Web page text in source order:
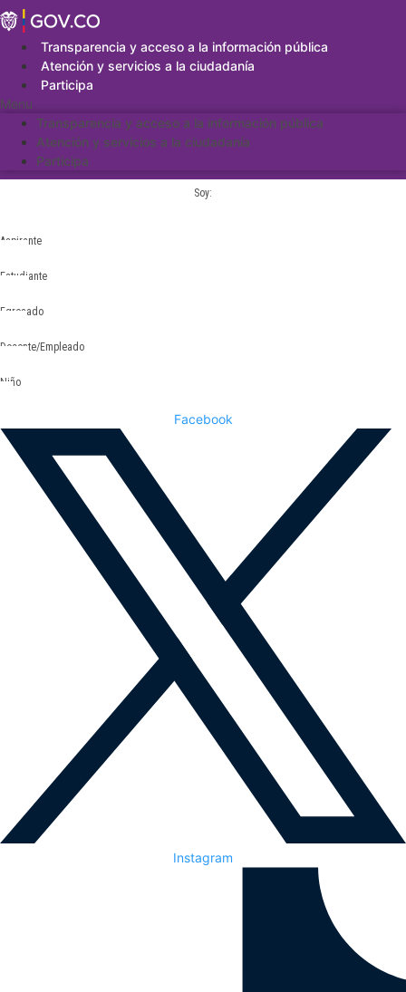
Saltar
al
contenidoTransparencia y acceso a la información pública
Atención y servicios a la ciudadanía
Participa
Menu
Transparencia y acceso a la información pública
Atención y servicios a la ciudadanía
Participa
Soy:
Aspirante
Estudiante
Egresado
Docente/Empleado
Niño
Facebook
Instagram